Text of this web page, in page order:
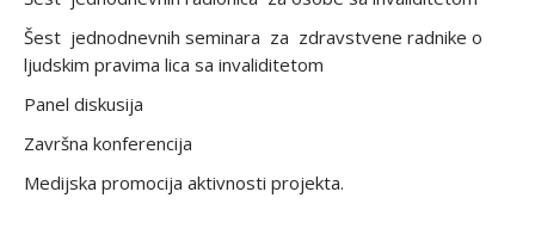
Šest jednodnevnih seminara za zdravstvene radnike o
ljudskim pravima lica sa invaliditetom
Panel diskusija
Završna konferencija
Medijska promocija aktivnosti projekta.